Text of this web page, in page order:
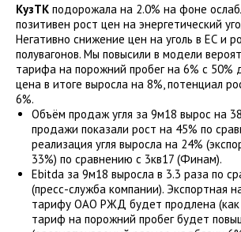
КузТК подорожала на 2.0% на фоне
позитивен рост цен на энергетический
Негативно снижение цен на уголь в ЕС и
полувагонов. Мы повысили в модели
тарифа на порожний пробег на 6% с 50%
цена в итоге выросла на 8%, потенциал
6%.
Объём продаж угля за 9м18 вырос на
продажи показали рост на 45% по
реализация угля выросла на 24%
33%) по сравнению с 3кв17 (Финам).
Ebitda за 9м18 выросла в 3.3 раза по
(пресс-служба компании). Экспортная
тарифу ОАО РЖД будет продлена
тариф на порожний пробег будет